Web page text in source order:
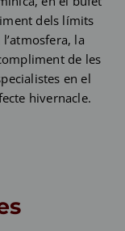
dels límits
la
de les
en el
hivernacle.